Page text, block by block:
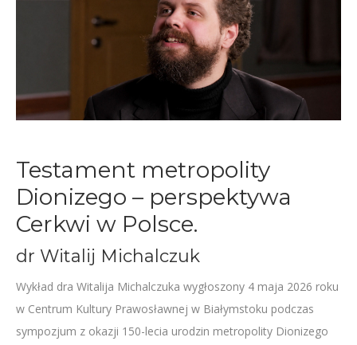
Testament metropolity
Dionizego – perspektywa
Cerkwi w Polsce.
dr Witalij Michalczuk
Wykład dra Witalija Michalczuka wygłoszony 4 maja 2026 roku
w Centrum Kultury Prawosławnej w Białymstoku podczas
sympozjum z okazji 150-lecia urodzin metropolity Dionizego